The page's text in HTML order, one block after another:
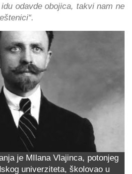
odavde obojica, takvi nam ne
je MIlana Vlajinca, potonjeg
univerziteta, školovao u